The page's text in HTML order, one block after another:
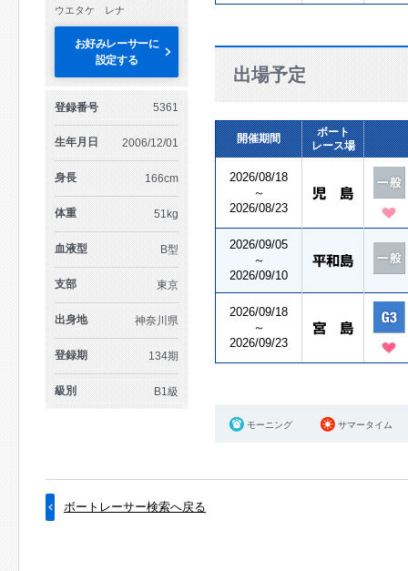
ウエタケ レナ
お好みレーサーに
設定する
登録番号 5361
生年月日 2006/12/01
身長 166cm
体重 51kg
血液型 B型
支部 東京
出身地 神奈川県
登録期 134期
級別 B1級
出場予定
開催期間
ボート
レース場
2026/08/18
～
2026/08/23
2026/09/05
～
2026/09/10
2026/09/18
～
2026/09/23
モーニング サマータイム
ボートレーサー検索へ戻る